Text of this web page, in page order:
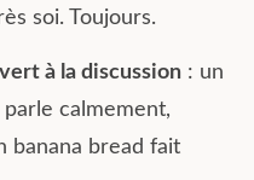
soi. Toujours.
à la discussion : un
calmement,
banana bread fait